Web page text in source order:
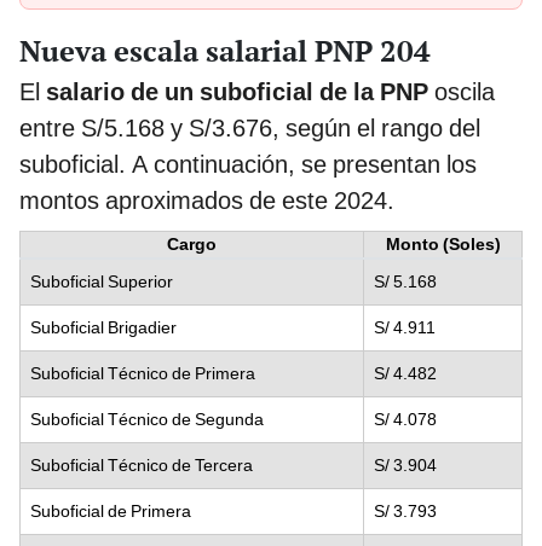
Nueva escala salarial PNP 204
El salario de un suboficial de la PNP oscila
entre S/5.168 y S/3.676, según el rango del
suboficial. A continuación, se presentan los
montos aproximados de este 2024.
Cargo
Monto (Soles)
Suboficial Superior
S/ 5.168
Suboficial Brigadier S/ 4.911
Suboficial Técnico de Primera S/ 4.482
Suboficial Técnico de Segunda S/ 4.078
Suboficial Técnico de Tercera S/ 3.904
Suboficial de Primera S/ 3.793